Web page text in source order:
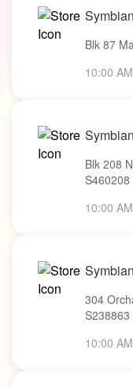
Blk 87
10:00
Blk 208
S460208
10:00
304
S238863
10:00